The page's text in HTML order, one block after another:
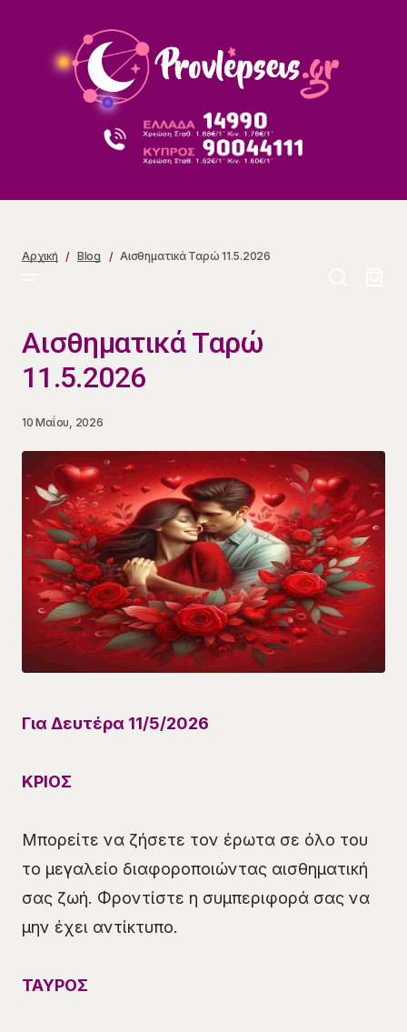
Αρχική Blog Αισθηματικά Ταρώ 11.5.2026
Αισθηματικά Ταρώ
11.5.2026
10 Μαΐου, 2026
Για Δευτέρα 11/5/2026
ΚΡΙΟΣ
Μπορείτε να ζήσετε τον έρωτα σε όλο του
το μεγαλείο διαφοροποιώντας αισθηματική
σας ζωή. Φροντίστε η συμπεριφορά σας να
μην έχει αντίκτυπο.
ΤΑΥΡΟΣ